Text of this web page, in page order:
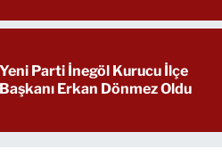
Yeni Parti İnegöl Kurucu İlçe
Başkanı Erkan Dönmez Oldu